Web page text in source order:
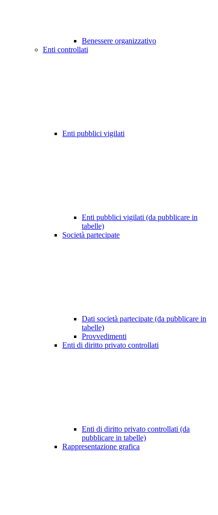
Benessere organizzativo
Enti controllati
Enti pubblici vigilati
Enti pubblici vigilati (da pubblicare in
tabelle)
Società partecipate
Dati società partecipate (da pubblicare in
tabelle)
Provvedimenti
Enti di diritto privato controllati
Enti di diritto privato controllati (da
pubblicare in tabelle)
Rappresentazione grafica